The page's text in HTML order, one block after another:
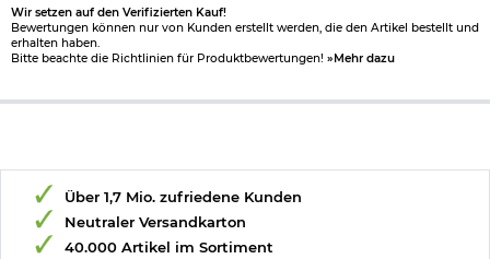
Edelstahl Gürtelclip
Akku über Mikro-USB Kabel aufladbar
Akkustandanzeige
stoßfest bis zu 1 Meter Fallhöhe
Material Gehäuse: A6061-T6 Aluminium
Farbe: tropic green
Wir setzen auf den Verifizierten Kauf!
Bewertungen können nur von Kunden erstellt werden, die den Artikel bestellt und
erhalten haben.
Bitte beachte die Richtlinien für Produktbewertungen! »Mehr dazu
Über 1,7 Mio. zufriedene Kunden
Neutraler Versandkarton
40.000 Artikel im Sortiment